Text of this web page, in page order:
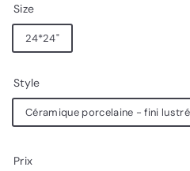
Size
24*24"
Style
Céramique porcelaine - fini
Prix